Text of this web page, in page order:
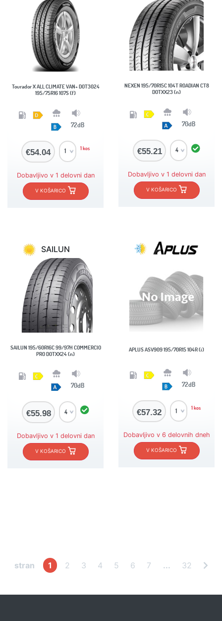
Tourador X ALL CLIMATE VAN+ DOT3024
195/75R16 107S (f)
72dB
€54.04 1 kos
Dobavljivo v 1 delovni dan
V KOŠARICO
NEXEN 195/70R15C 104T ROADIAN CT8
DOTXX23 (n)
70dB
€55.21
Dobavljivo v 1 delovni dan
V KOŠARICO
SAILUN
SAILUN 195/60R16C 99/97H COMMERCIO
PRO DOTXX24 (n)
70dB
€55.98
Dobavljivo v 1 delovni dan
V KOŠARICO
APLUS ASV909 195/70R15 104R (i)
72dB
€57.32 1 kos
Dobavljivo v 6 delovnih dneh
V KOŠARICO
stran 1 2 3 4 5 6 7 ... 32